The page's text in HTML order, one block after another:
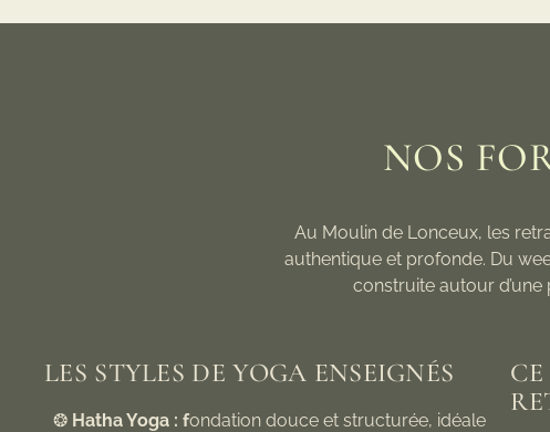
NOS
Au Moulin de Lonceux, les
authentique et profonde. Du
construite autour
LES STYLES DE YOGA ENSEIGNÉS
❂ Hatha Yoga : fondation douce et structurée, idéale